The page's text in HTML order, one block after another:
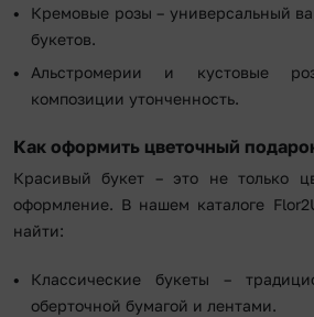
Кремовые розы – универсальный
букетов.
Альстромерии и кустовые
композиции утонченность.
Как оформить цветочный
Красивый букет – это не только
оформление. В нашем каталоге
найти:
Классические букеты –
оберточной бумагой и лентами.